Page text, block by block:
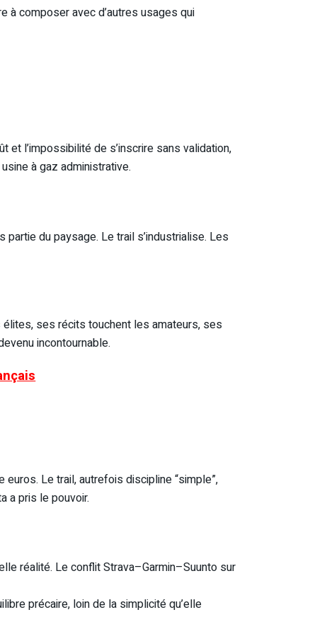
à composer avec d’autres usages qui
l’impossibilité de s’inscrire sans validation,
à gaz administrative.
du paysage. Le trail s’industrialise. Les
ses récits touchent les amateurs, ses
incontournable.
Le trail, autrefois discipline “simple”,
a pris le pouvoir.
réalité. Le conflit Strava–Garmin–Suunto sur
précaire, loin de la simplicité qu’elle